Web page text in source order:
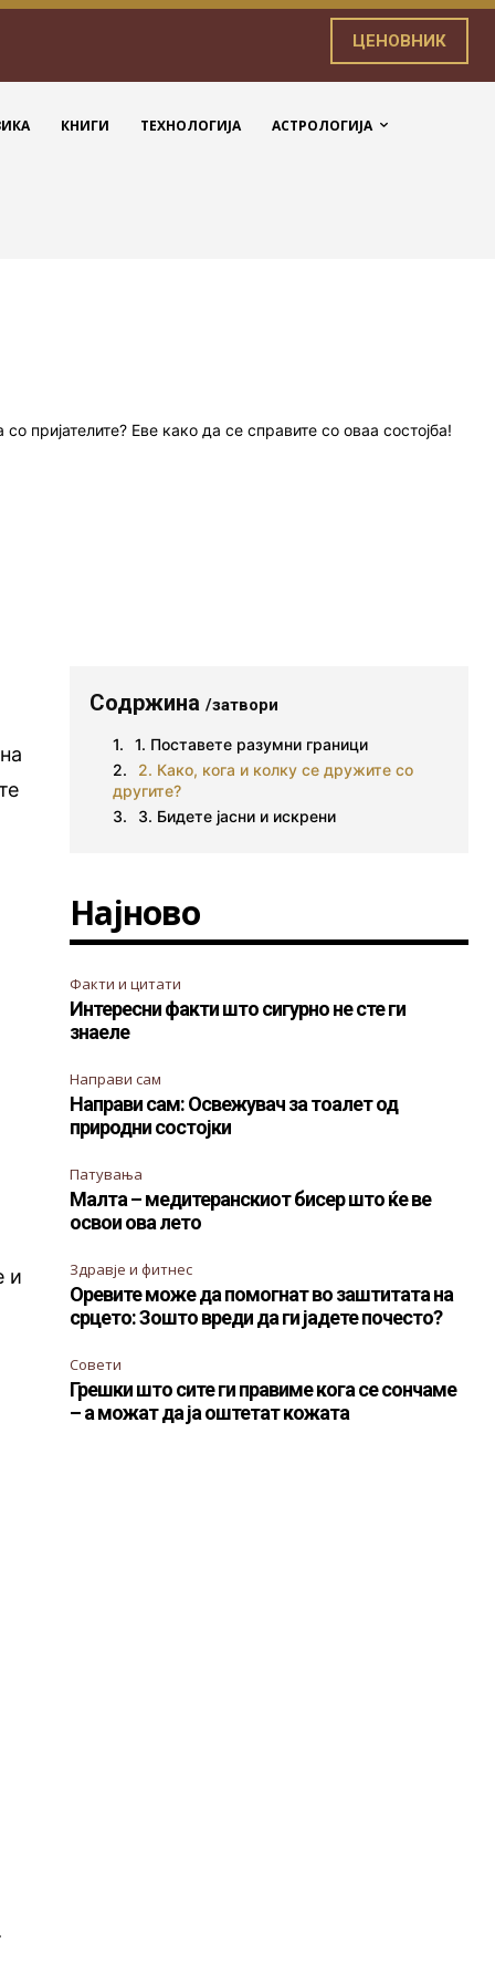
ЦЕНОВНИК
КНИГИ ТЕХНОЛОГИЈА АСТРОЛОГИЈА
и
Содржина/затвори
1. Поставете разумни граници
2. Како, кога и колку се дружите со
другите?
3. Бидете јасни и искрени
Најново
Факти и цитати
Интересни факти што сигурно не сте ги
знаеле
Направи сам
Направи сам: Освежувач за тоалет од
природни состојки
Патувања
Малта – медитеранскиот бисер што ќе ве
освои ова лето
Здравје и фитнес
Оревите може да помогнат во заштитата на
срцето: Зошто вреди да ги јадете почесто?
Совети
Грешки што сите ги правиме кога се сончаме
– а можат да ја оштетат кожата